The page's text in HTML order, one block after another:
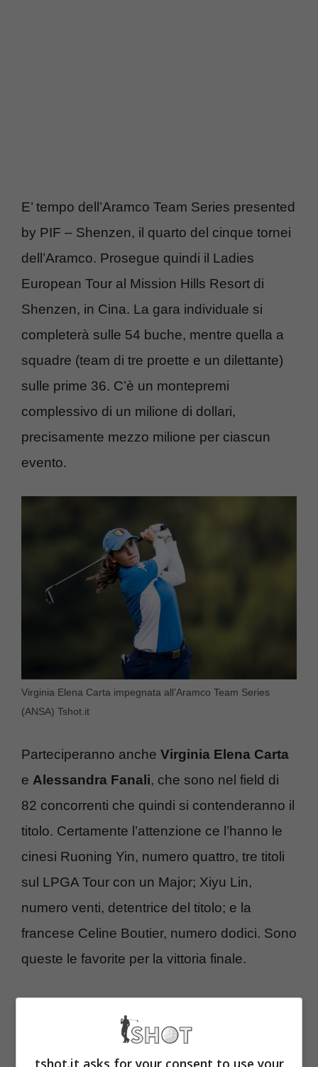
E’ tempo dell’Aramco Team Series presented
by PIF – Shenzen, il quarto del cinque tornei
dell’Aramco. Prosegue quindi il Ladies
European Tour al Mission Hills Resort di
Shenzen, in Cina. La gara individuale si
completerà sulle 54 buche, mentre quella a
squadre (team di tre proette e un dilettante)
sulle prime 36. C’è un montepremi
complessivo di un milione di dollari,
precisamente mezzo milione per ciascun
evento.
Virginia Elena Carta impegnata all’Aramco Team Series
(ANSA) Tshot.it
Parteciperanno anche Virginia Elena Carta
e Alessandra Fanali, che sono nel field di
82 concorrenti che quindi si contenderanno il
titolo. Certamente l’attenzione ce l’hanno le
cinesi Ruoning Yin, numero quattro, tre titoli
sul LPGA Tour con un Major; Xiyu Lin,
numero venti, detentrice del titolo; e la
francese Celine Boutier, numero dodici. Sono
queste le favorite per la vittoria finale.
giocatrici del LET, come Chiara Tamburlini,
svizzera; Manon De Roey, belga; Bronte
tshot.it asks for your consent to use your